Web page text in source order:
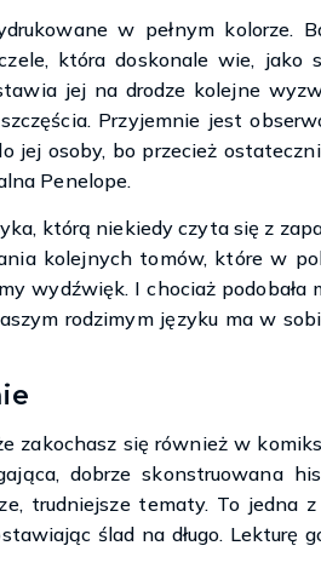
w pełnym kolorze.
która doskonale wie, jako
jej na drodze kolejne
Przyjemnie jest
jej osoby, bo przecież
Penelope.
którą niekiedy czyta się z
kolejnych tomów, które w
wydźwięk. I chociaż podobała
rodzimym języku ma w
zakochasz się również w
dobrze skonstruowana
trudniejsze tematy. To jedna
ślad na długo. Lekturę